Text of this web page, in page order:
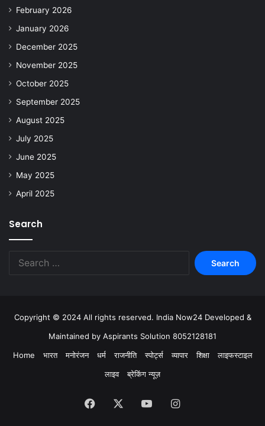
February 2026
January 2026
December 2025
November 2025
October 2025
September 2025
August 2025
July 2025
June 2025
May 2025
April 2025
Search
Copyright © 2024 All rights reserved. India Now24 Developed &
Maintained by Aspirants Solution 8052128181
Home
भारत मनोरंजन धर्म राजनीति स्पोर्ट्स व्यापार शिक्षा
लाइफस्टाइल
लाइव
ब्रेकिंग न्यूज़